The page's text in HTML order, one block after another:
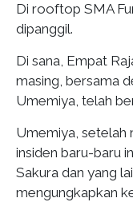
Di rooftop SMA
dipanggil.
Di sana, Empat
masing, bersama
Umemiya, telah
Umemiya, setelah
insiden baru-baru
Sakura dan yang
mengungkapkan